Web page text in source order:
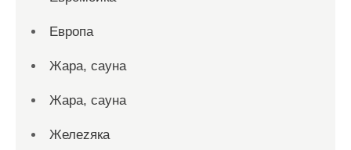
Европа
Жара, сауна
Жара, сауна
Желеzяка